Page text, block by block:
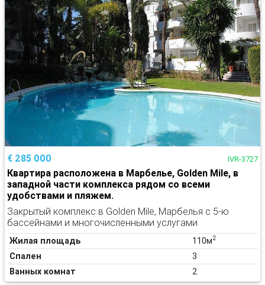
€ 285 000 IVR-3727
Квартира расположена в Марбелье, Golden Mile, в
западной части комплекса рядом со всеми
удобствами и пляжем.
Закрытый комплекс в Golden Mile, Марбелья с 5-ю
бассейнами и многочисленными услугами
Жилая площадь 110м2
Спален
3
Ванных комнат
2